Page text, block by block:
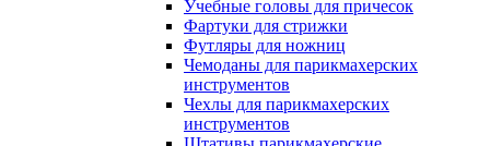
Учебные головы для причесок
Фартуки для стрижки
Футляры для ножниц
Чемоданы для парикмахерских
инструментов
Чехлы для парикмахерских
инструментов